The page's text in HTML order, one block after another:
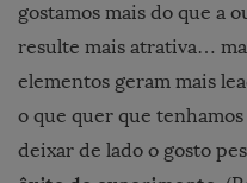
gostamos mais do que a
resulte mais atrativa…
elementos geram mais
o que quer que
deixar de lado o gosto